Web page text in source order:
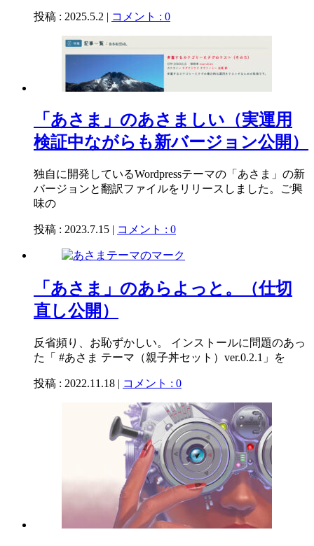
投稿 : 2025.5.2 | コメント : 0
「あさま」のあさましい（実運用
検証中ながらも新バージョン公開）
独自に開発しているWordpressテーマの「あさま」の新
バージョンと翻訳ファイルをリリースしました。ご興
味の
投稿 : 2023.7.15 | コメント : 0
「あさま」のあらよっと。（仕切
直し公開）
反省頻り、お恥ずかしい。 インストールに問題のあっ
た「 #あさま テーマ（親子丼セット）ver.0.2.1」を
投稿 : 2022.11.18 | コメント : 0